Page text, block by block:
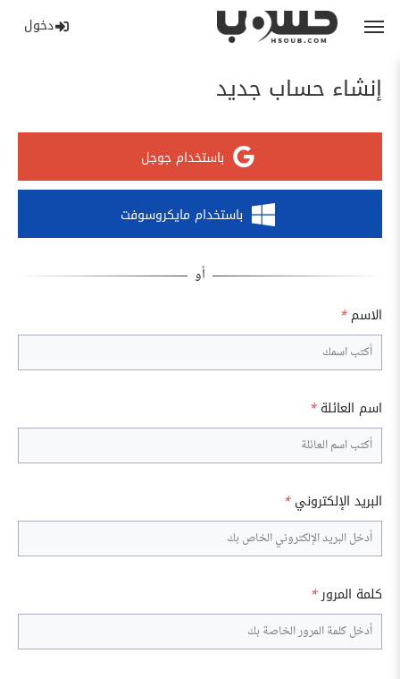
دخول
إنشاء حساب جديد
باستخدام جوجل
باستخدام مايكروسوفت
الاسم *
اسم العائلة *
البريد الإلكتروني *
كلمة المرور*